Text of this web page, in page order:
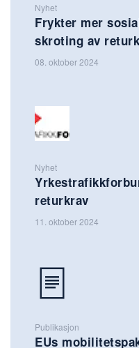
Nyhet
Frykter mer
skroting av
08. oktober 2024
Nyhet
returkrav
11. oktober 2024
Publikasjon
EUs